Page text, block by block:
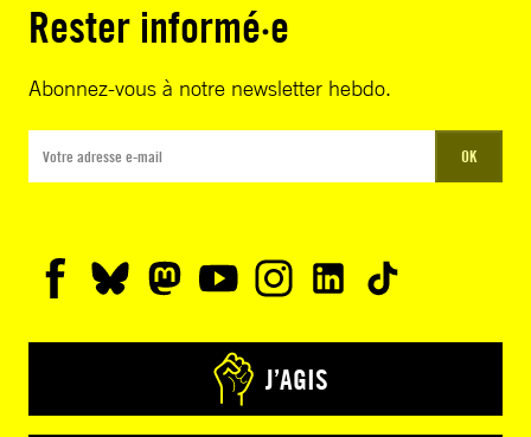
Rester informé·e
Abonnez-vous à notre newsletter hebdo.
OK
J’AGIS